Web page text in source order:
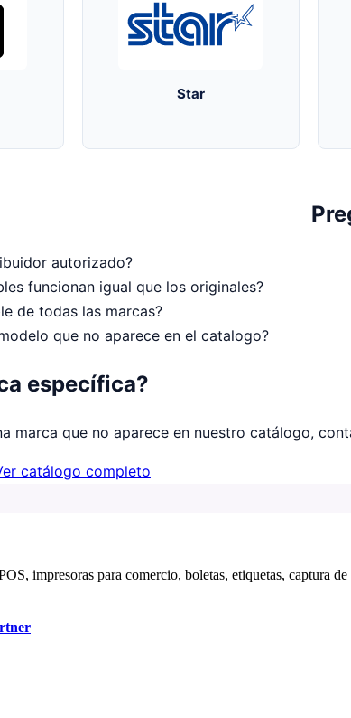
Star
autorizado?
funcionan igual que los originales?
de todas las marcas?
que no aparece en el catalogo?
específica?
marca que no aparece en nuestro catálogo,
catálogo completo
impresoras para comercio, boletas, etiquetas, captura de